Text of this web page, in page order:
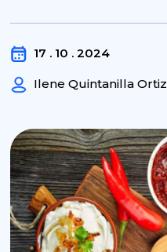
17 . 10 . 2024
Ilene Quintanilla Ortiz